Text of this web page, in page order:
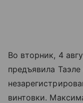
Во вторник, 4
предъявила
винтовки.